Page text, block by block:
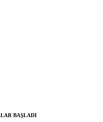
BAŞLADI